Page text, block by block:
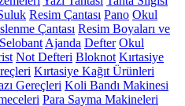
Resim Çantası Pano Okul
Çantası Resim Boyaları ve
Selobant Ajanda Defter Okul
Not Defteri Bloknot Kırtasiye
Kırtasiye Kağıt Ürünleri
Gereçleri Koli Bandı Makinesi
Para Sayma Makineleri